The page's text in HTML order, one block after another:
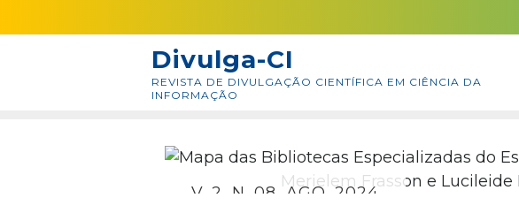
to
Divulga-CI
REVISTA DE DIVULGAÇÃO CIENTÍFICA EM CIÊNCIA DA
INFORMAÇÃO
V. 2, N. 08, AGO. 2024